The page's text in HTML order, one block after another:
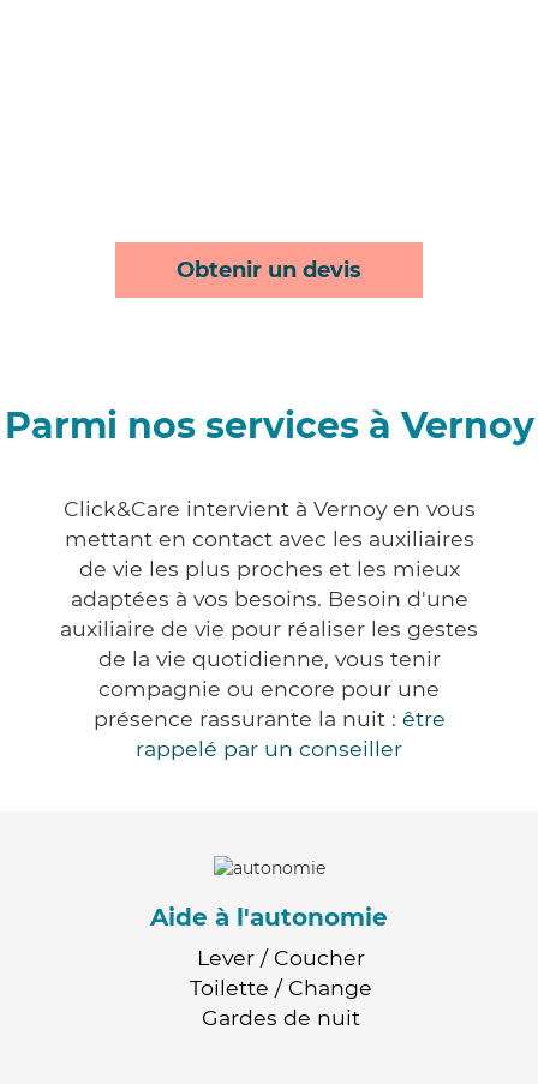
Obtenir un devis
Parmi nos services à Vernoy
Click&Care intervient à Vernoy en vous
mettant en contact avec les auxiliaires
de vie les plus proches et les mieux
adaptées à vos besoins. Besoin d'une
auxiliaire de vie pour réaliser les gestes
de la vie quotidienne, vous tenir
compagnie ou encore pour une
présence rassurante la nuit : être
rappelé par un conseiller
Aide à l'autonomie
Lever / Coucher
Toilette / Change
Gardes de nuit